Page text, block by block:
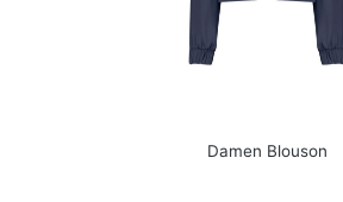
Damen Blouson